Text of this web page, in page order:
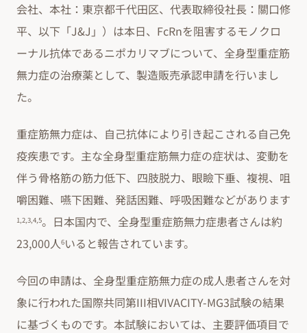
会社、本社：東京都千代田区、代表取締役社長：關口修
平、以下「J&J」）は本日、FcRnを阻害するモノクロ
ーナル抗体であるニポカリマブについて、全身型重症筋
無力症の治療薬として、製造販売承認申請を行いまし
た。
重症筋無力症は、自己抗体により引き起こされる自己免
疫疾患です。主な全身型重症筋無力症の症状は、変動を
伴う骨格筋の筋力低下、四肢脱力、眼瞼下垂、複視、咀
嚼困難、嚥下困難、発話困難、呼吸困難などがあります
1,2,3,4,5。日本国内で、全身型重症筋無力症患者さんは約
23,000人6いると報告されています。
今回の申請は、全身型重症筋無力症の成人患者さんを対
象に行われた国際共同第III相VIVACITY-MG3試験の結果
に基づくものです。本試験においては、主要評価項目で